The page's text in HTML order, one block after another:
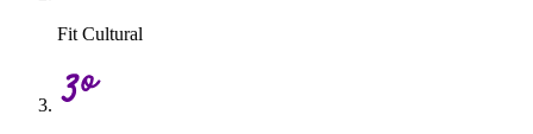
Fit Cultural